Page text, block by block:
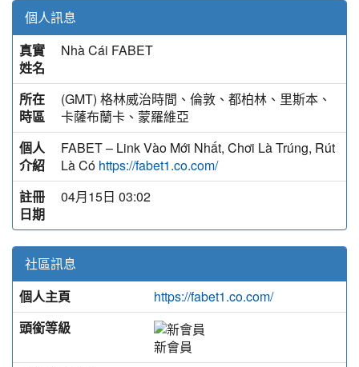
個人訊息
真實
姓名
Nhà Cái FABET
所在
時區
(GMT) 格林威治時間、倫敦、都柏林、里斯本、
卡薩布蘭卡、蒙羅維亞
個人
介紹
FABET – Link Vào Mới Nhất, Chơi Là Trúng, Rút
Là Có https://fabet1.co.com/
註冊
日期
04月15日 03:02
社區訊息
個人主頁
https://fabet1.co.com/
頭銜等級
新會員